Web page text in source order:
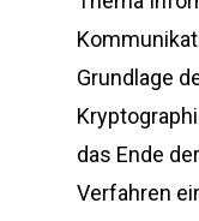
Grundlage
das Ende
Verfahren